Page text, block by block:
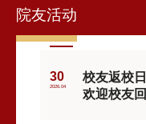
院友活动
30
2026.04
校友返校
欢迎校友回